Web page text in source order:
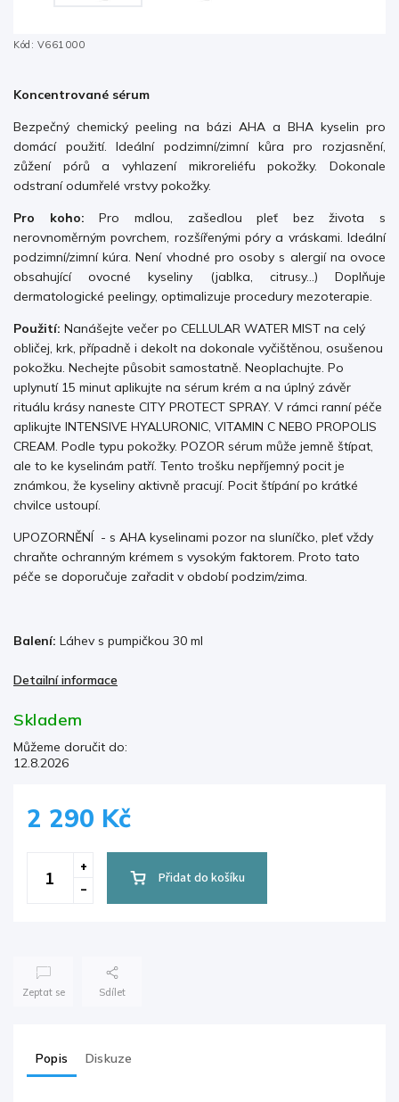
Kód: V661000
Koncentrované sérum
Bezpečný chemický peeling na bázi AHA a BHA kyselin pro
domácí použití. Ideální podzimní/zimní kůra pro rozjasnění,
zůžení pórů a vyhlazení mikroreliéfu pokožky. Dokonale
odstraní odumřelé vrstvy pokožky.
Pro koho: Pro mdlou, zašedlou pleť bez života s
nerovnoměrným povrchem, rozšířenými póry a vráskami. Ideální
podzimní/zimní kúra. Není vhodné pro osoby s alergií na ovoce
obsahující ovocné kyseliny (jablka, citrusy...) Doplňuje
dermatologické peelingy, optimalizuje procedury mezoterapie.
Použití: Nanášejte večer po CELLULAR WATER MIST na celý
obličej, krk, případně i dekolt na dokonale vyčištěnou, osušenou
pokožku. Nechejte působit samostatně. Neoplachujte. Po
uplynutí 15 minut aplikujte na sérum krém a na úplný závěr
rituálu krásy naneste CITY PROTECT SPRAY. V rámci ranní péče
aplikujte INTENSIVE HYALURONIC, VITAMIN C NEBO PROPOLIS
CREAM. Podle typu pokožky. POZOR sérum může jemně štípat,
ale to ke kyselinám patří. Tento trošku nepříjemný pocit je
známkou, že kyseliny aktivně pracují. Pocit štípání po krátké
chvilce ustoupí.
UPOZORNĚNÍ - s AHA kyselinami pozor na sluníčko, pleť vždy
chraňte ochranným krémem s vysokým faktorem. Proto tato
péče se doporučuje zařadit v období podzim/zima.
Balení: Láhev s pumpičkou 30 ml
Detailní informace
Skladem
Můžeme doručit do:
12.8.2026
2 290 Kč
Přidat do košíku
Zeptat se Sdílet
Popis Diskuze